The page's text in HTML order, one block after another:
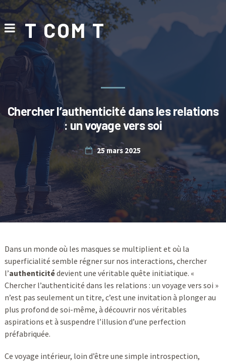
T COM T
Chercher l’authenticité dans les relations
: un voyage vers soi
25 mars 2025
Dans un monde où les masques se multiplient et où la
superficialité semble régner sur nos interactions, chercher
l’authenticitédevient une véritable quête initiatique. «
Chercher l’authenticité dans les relations : un voyage vers soi »
n’est pas seulement un titre, c’est une invitation à plonger au
plus profond de soi-même, à découvrir nos véritables
aspirations et à suspendre l’illusion d’une perfection
préfabriquée.
Ce voyage intérieur, loin d’être une simple introspection,